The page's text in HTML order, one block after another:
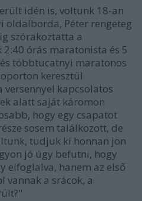
idén is, voltunk 18-an
oldalborda, Péter rengeteg
szórakoztatta a
2:40 órás maratonista és 5
többtucatnyi maratonos
keresztül
kapcsolatos
alatt saját káromon
hogy egy csapatot
sosem találkozott, de
tudjuk ki honnan jön
jó úgy befutni, hogy
elfoglalva, hanem az első
vannak a srácok, a